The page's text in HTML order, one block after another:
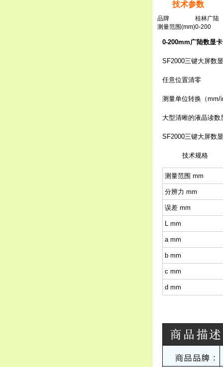
技术参数
品牌
桂林广陆
测量范围(mm)0-200
0-200mm广陆数显
SF2000三键大屏数
任意位置清零
测量单位转换（mm/
大型清晰的液晶读数
SF2000三键大屏数
技术规格
测量范围 mm
分辨力 mm
误差 mm
L mm
a mm
b mm
c mm
d mm